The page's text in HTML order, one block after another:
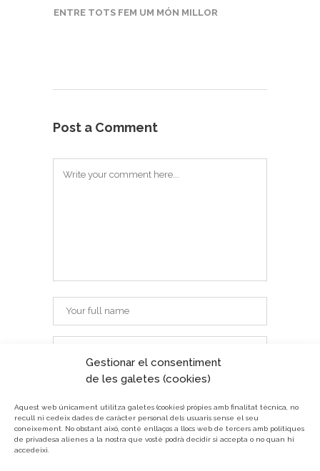
Gestionar el consentiment
de les galetes (cookies)
Aquest web únicament utilitza galetes (cookies) pròpies amb finalitat tècnica, no
recull ni cedeix dades de caràcter personal dels usuaris sense el seu
coneixement.
No obstant això, conté enllaços a llocs web de tercers amb polítiques
de privadesa alienes a la nostra que vostè podrà decidir si accepta o no quan hi
accedeixi.
ENTRE TOTS FEM UM MÓN MILLOR
Post a Comment